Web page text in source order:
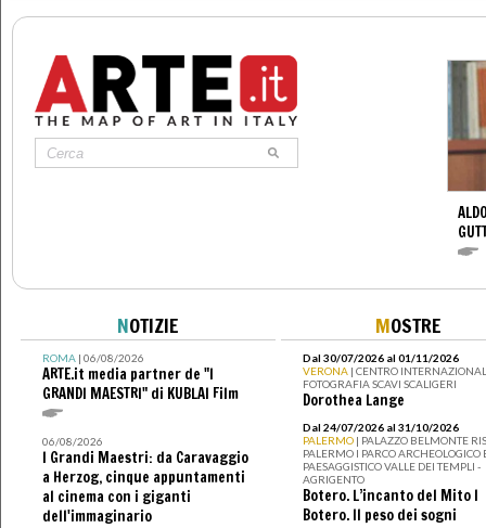
NOTIZIE
ROMA| 06/08/2026
ARTE.it media partner de "I
GRANDI MAESTRI" di KUBLAI Film
06/08/2026
I Grandi Maestri: da Caravaggio
a Herzog, cinque appuntamenti
al cinema con i giganti
dell'immaginario
MOSTRE
Dal 30/07/2026 al 01/11/2026
VERONA | CENTRO
FOTOGRAFIA SCAVI SCALIGERI
Dorothea Lange
Dal 24/07/2026 al 31/10/2026
PALERMO | PALAZZO BELMONTE
PALERMO I PARCO ARCHEOLOGICO
PAESAGGISTICO VALLE DEI TEMPLI -
AGRIGENTO
Botero. L’incanto del Mito I
Botero. Il peso dei sogni